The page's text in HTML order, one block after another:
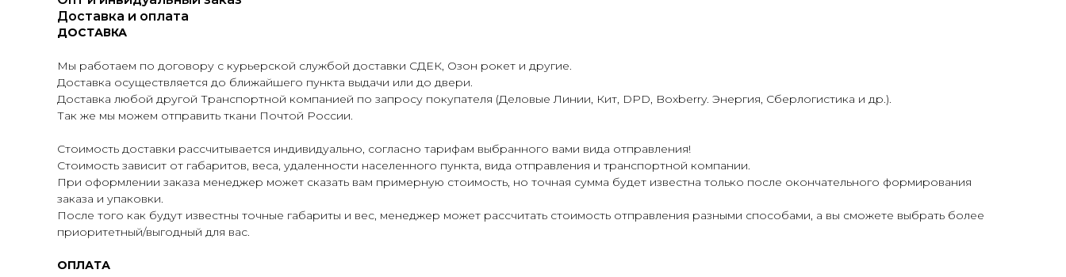
Доставка и оплата
ДОСТАВКА
Мы работаем по договору с курьерской службой доставки СДЕК, Озон рокет и другие.
Доставка осуществляется до ближайшего пункта выдачи или до двери.
Доставка любой другой Транспортной компанией по запросу покупателя (Деловые Линии, Кит, DPD, Boxberry. Энергия, Сберлогистика и др.).
Так же мы можем отправить ткани Почтой России.
Стоимость доставки рассчитывается индивидуально, согласно тарифам выбранного вами вида отправления!
Стоимость зависит от габаритов, веса, удаленности населенного пункта, вида отправления и транспортной компании.
При оформлении заказа менеджер может сказать вам примерную стоимость, но точная сумма будет известна только после окончательного формирования
заказа и упаковки.
После того как будут известны точные габариты и вес, менеджер может рассчитать стоимость отправления разными способами, а вы сможете выбрать более
приоритетный/выгодный для вас.
ОПЛАТА